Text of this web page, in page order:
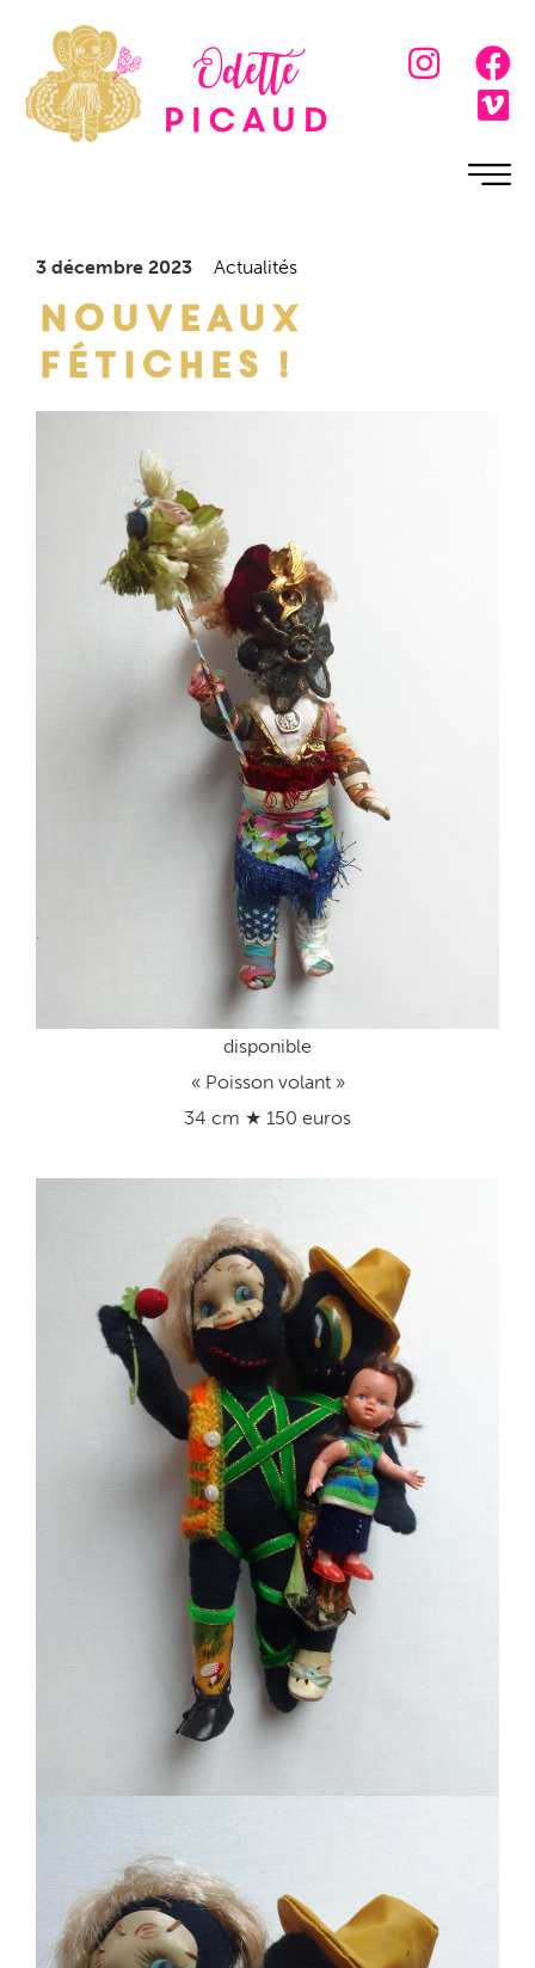
Odette
Picaud
3 décembre 2023 Actualités
Nouveaux
fétiches !
disponible
« Poisson volant »
34 cm ★ 150 euros